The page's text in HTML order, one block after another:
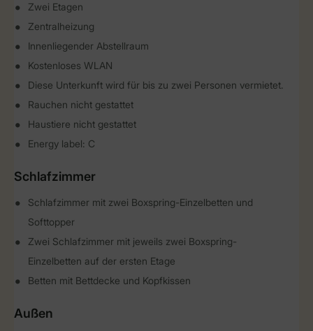
Zwei Etagen
Zentralheizung
Innenliegender Abstellraum
Kostenloses WLAN
Diese Unterkunft wird für bis zu zwei Personen vermietet.
Rauchen nicht gestattet
Haustiere nicht gestattet
Energy label: C
Schlafzimmer
Schlafzimmer mit zwei Boxspring-Einzelbetten und
Softtopper
Zwei Schlafzimmer mit jeweils zwei Boxspring-
Einzelbetten auf der ersten Etage
Betten mit Bettdecke und Kopfkissen
Außen